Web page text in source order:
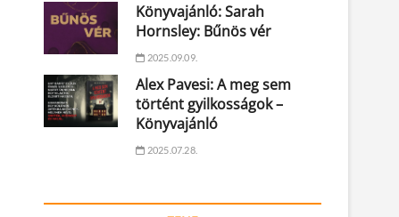
Könyvajánló: Sarah
Hornsley: Bűnös vér
2025.09.09.
Alex Pavesi: A meg sem
történt gyilkosságok –
Könyvajánló
2025.07.28.